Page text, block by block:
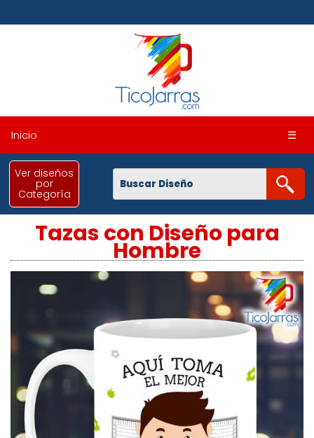
Inicio ☰
Ver diseños
por
Categoría
Tazas con Diseño para
Hombre